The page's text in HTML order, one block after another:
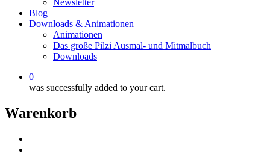
Newsletter
Blog
Downloads & Animationen
Animationen
Das große Pilzi Ausmal- und Mitmalbuch
Downloads
0
was successfully added to your cart.
Warenkorb